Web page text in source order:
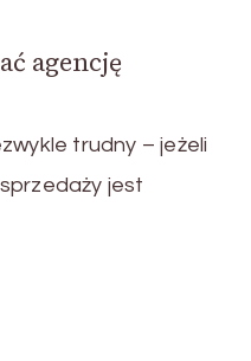
agencję
trudny – jeżeli
jest